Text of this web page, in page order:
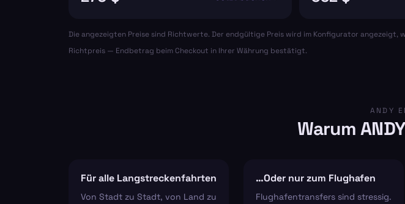
Die angezeigten Preise sind Richtwerte. Der endgültige Preis wird im Konfigurator angezeigt,
Richtpreis — Endbetrag beim Checkout in Ihrer Währung bestätigt.
ANDY
Warum
Für alle Langstreckenfahrten
Von Stadt zu Stadt, von Land zu
…Oder nur zum Flughafen
Flughafentransfers sind stressig.